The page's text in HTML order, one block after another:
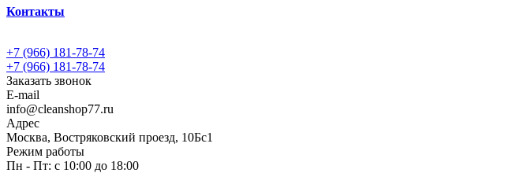
Контакты
+7 (966) 181-78-74
+7 (966) 181-78-74
Заказать звонок
E-mail
info@cleanshop77.ru
Адрес
Москва, Востряковский проезд, 10Бс1
Режим работы
Пн - Пт: с 10:00 до 18:00